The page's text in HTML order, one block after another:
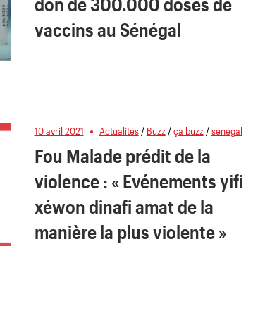
vaccins au Sénégal
10 avril 2021 Actualités/ Buzz/ça buzz/sénégal
Fou Malade prédit de la
violence : « Evénements yifi
xéwon dinafi amat de la
manière la plus violente »